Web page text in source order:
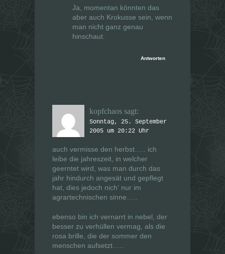
Ja, momentan könnten das
aber auch Krokusse sein, wenn
man nicht ganz genau
hinschaut.
Antworten
kopfchaos sagt:
Sonntag, 25. September
2005 um 20:22 Uhr
auch vermisse den herbst….. ich
leibe die jahreszeit, in welcher
geerntet wird, was man durch das
jahr hindurch angesät und gepflegt
hat, dies jedoch nich‘ nur im
agrartechnischen sinne…..
ebenso bin ich vernarrt in nebel, der
besser zu verhüllen vermag, als die
rosa brille, die der sommer den
menschen aufsetzt…..